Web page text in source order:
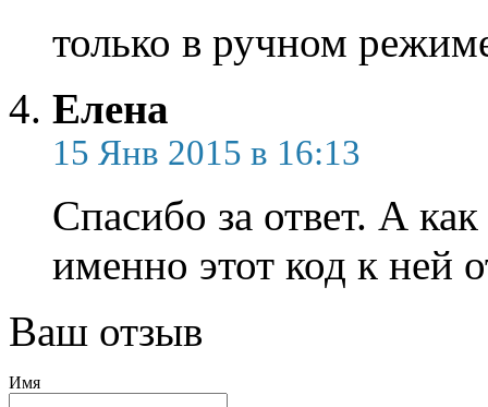
только в ручном
Елена
15 Янв 2015 в 16:13
Спасибо за ответ. А
именно этот код к ней
Ваш отзыв
Имя